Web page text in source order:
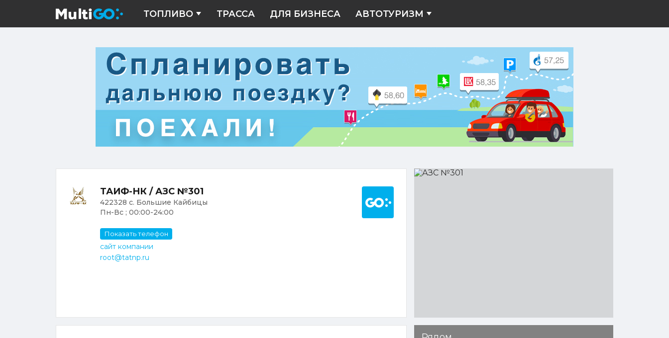
ТОПЛИВО ТРАССА ДЛЯ БИЗНЕСА АВТОТУРИЗМ
ТАИФ-НК / АЗС №301
422328 с. Большие Кайбицы
Пн-Вс ; 00:00-24:00
Показать телефон
сайт компании
root@tatnp.ru
Построить маршрут на Yandex.
АЗС